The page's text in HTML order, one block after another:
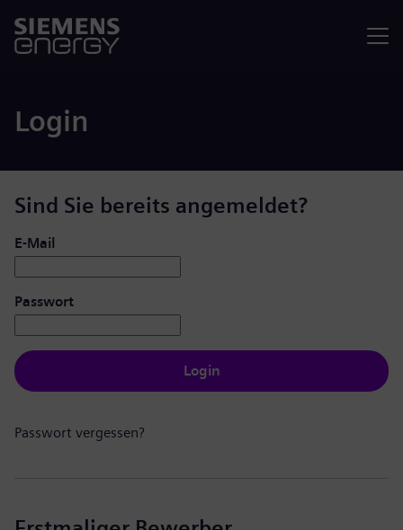
Login
Sind Sie bereits angemeldet?
Login: Benutzer und Passwort
E-Mail
Passwort
Login
Passwort vergessen?